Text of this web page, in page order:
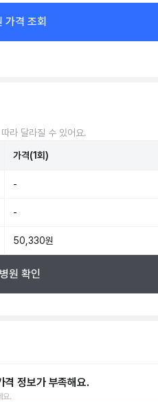
가격 조회
라 달라질 수 있어요.
가격(1회)
-
-
50,330원
원 확인
격 정보가 부족해요.
요.